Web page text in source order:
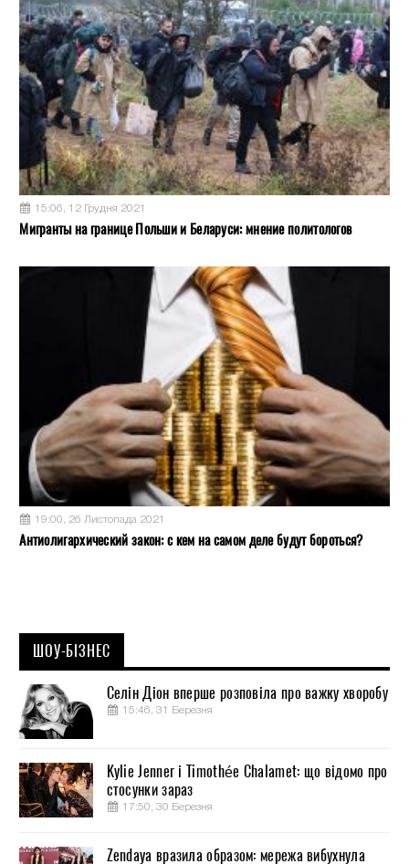
15:06, 12 Грудня 2021
Мигранты на границе Польши и Беларуси: мнение политологов
19:00, 26 Листопада 2021
Антиолигархический закон: с кем на самом деле будут бороться?
ШОУ-БІЗНЕС
Селін Діон вперше розповіла про важку хворобу
15:46, 31 Березня
Kylie Jenner і Timothée Chalamet: що відомо про
стосунки зараз
17:50, 30 Березня
Zendaya вразила образом: мережа вибухнула